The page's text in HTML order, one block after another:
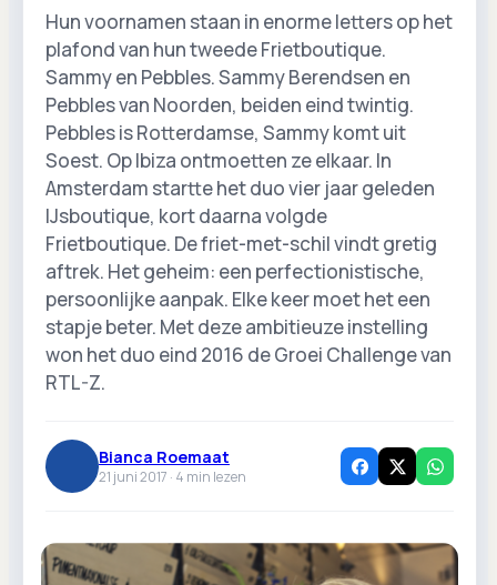
Hun voornamen staan in enorme letters op het
plafond van hun tweede Frietboutique.
Sammy en Pebbles. Sammy Berendsen en
Pebbles van Noorden, beiden eind twintig.
Pebbles is Rotterdamse, Sammy komt uit
Soest. Op Ibiza ontmoetten ze elkaar. In
Amsterdam startte het duo vier jaar geleden
IJsboutique, kort daarna volgde
Frietboutique. De friet-met-schil vindt gretig
aftrek. Het geheim: een perfectionistische,
persoonlijke aanpak. Elke keer moet het een
stapje beter. Met deze ambitieuze instelling
won het duo eind 2016 de Groei Challenge van
RTL-Z.
Bianca Roemaat
21 juni 2017 · 4 min lezen